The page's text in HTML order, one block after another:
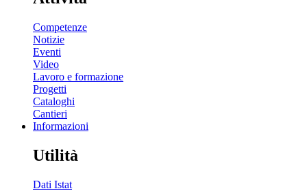
Competenze
Notizie
Eventi
Video
Lavoro e formazione
Progetti
Cataloghi
Cantieri
Informazioni
Utilità
Dati Istat